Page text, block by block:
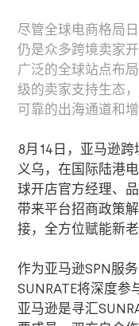
尽管全球电商格局
仍是众多跨境卖家
广泛的全球站点布
级的卖家支持生态
可靠的出海通道和
8月 14 日，亚马逊
义乌，在国际陆港
球开店官方经理、
带来平台招商政策
接，全方位赋能新
作为亚马逊SPN服
SUNRATE将深度参
亚马逊是寻汇